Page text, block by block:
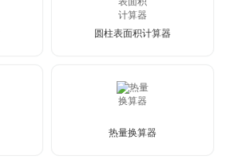
圆柱表面积计算器
热量换算器